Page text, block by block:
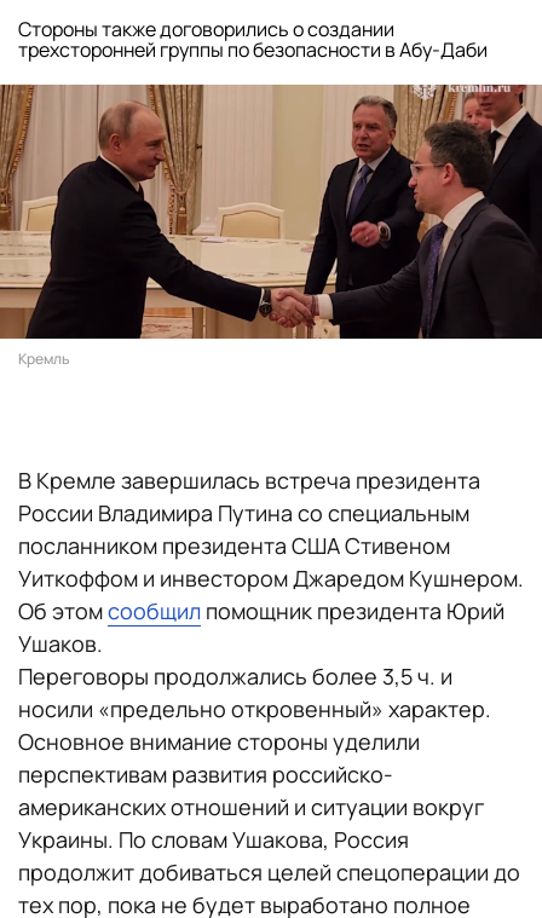
Стороны также договорились о создании
трехсторонней группы по безопасности в Абу-Даби
Кремль
В Кремле завершилась встреча президента
России Владимира Путина со специальным
посланником президента США Стивеном
Уиткоффом и инвестором Джаредом Кушнером.
Об этомсообщил помощник президента Юрий
Ушаков.
Переговоры продолжались более 3,5 ч. и
носили «предельно откровенный» характер.
Основное внимание стороны уделили
перспективам развития российско-
американских отношений и ситуации вокруг
Украины. По словам Ушакова, Россия
продолжит добиваться целей спецоперации до
тех пор, пока не будет выработано полное